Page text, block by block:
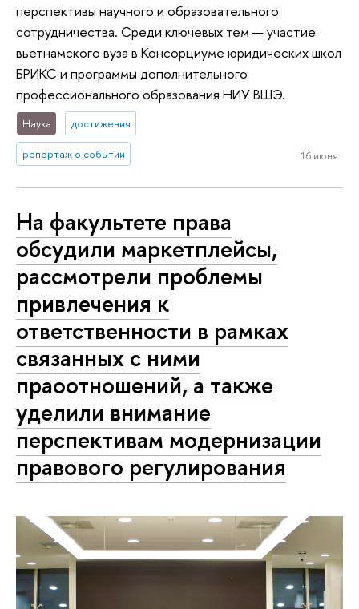
перспективы научного и образовательного
сотрудничества. Среди ключевых тем — участие
вьетнамского вуза в Консорциуме юридических школ
БРИКС и программы дополнительного
профессионального образования НИУ ВШЭ.
Наука достижения
репортаж о событии 16 июня
На факультете права
обсудили маркетплейсы,
рассмотрели проблемы
привлечения к
ответственности в рамках
связанных с ними
праоотношений, а также
уделили внимание
перспективам модернизации
правового регулирования